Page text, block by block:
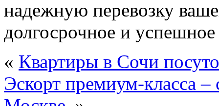
надежную перевозку
долгосрочное и
« Квартиры в Сочи
Эскорт премиум-класса –